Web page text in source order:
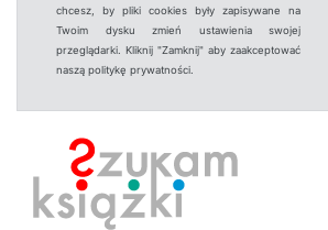
chcesz, by pliki cookies były zapisywane na
Twoim dysku zmień ustawienia swojej
przeglądarki. Kliknij "Zamknij" aby zaakceptować
naszą politykę prywatności.